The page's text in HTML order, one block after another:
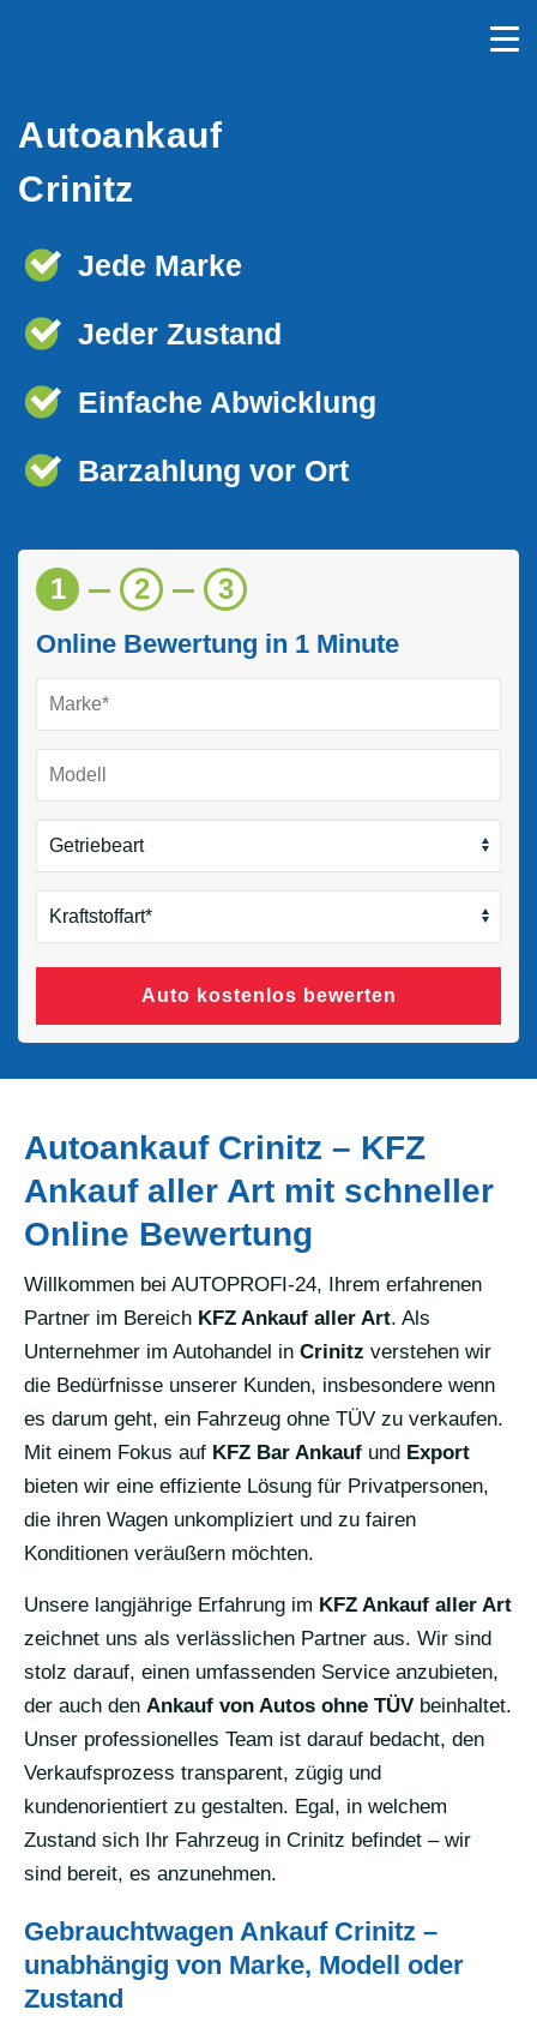
Autoankauf
Crinitz
Jede Marke
Jeder Zustand
Einfache Abwicklung
Barzahlung vor Ort
1 2 3
Online Bewertung in 1 Minute
Auto kostenlos bewerten
Autoankauf Crinitz – KFZ
Ankauf aller Art mit schneller
Online Bewertung
Willkommen bei AUTOPROFI-24, Ihrem erfahrenen
Partner im Bereich KFZ Ankauf aller Art. Als
Unternehmer im Autohandel in Crinitz verstehen wir
die Bedürfnisse unserer Kunden, insbesondere wenn
es darum geht, ein Fahrzeug ohne TÜV zu verkaufen.
Mit einem Fokus auf KFZ Bar Ankauf und Export
bieten wir eine effiziente Lösung für Privatpersonen,
die ihren Wagen unkompliziert und zu fairen
Konditionen veräußern möchten.
Unsere langjährige Erfahrung im KFZ Ankauf aller Art
zeichnet uns als verlässlichen Partner aus. Wir sind
stolz darauf, einen umfassenden Service anzubieten,
der auch den Ankauf von Autos ohne TÜV beinhaltet.
Unser professionelles Team ist darauf bedacht, den
Verkaufsprozess transparent, zügig und
kundenorientiert zu gestalten. Egal, in welchem
Zustand sich Ihr Fahrzeug in Crinitz befindet – wir
sind bereit, es anzunehmen.
Gebrauchtwagen Ankauf Crinitz –
unabhängig von Marke, Modell oder
Zustand